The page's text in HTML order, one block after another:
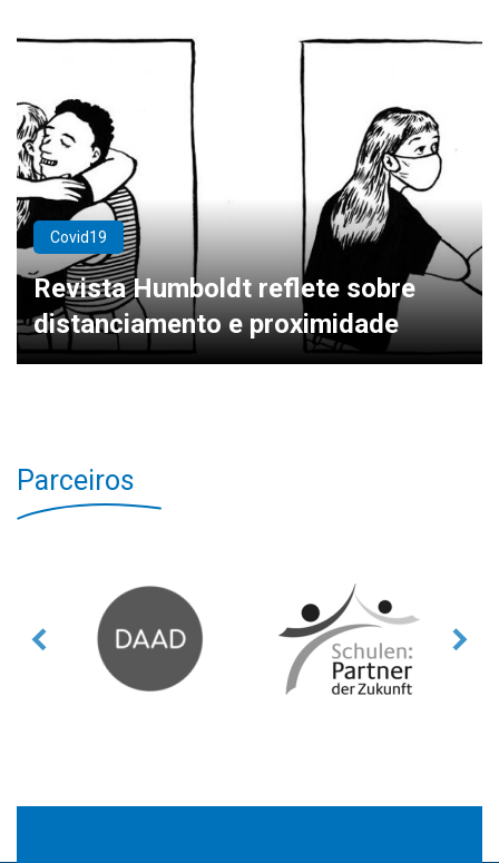
Covid19
Revista Humboldt reflete sobre
distanciamento e proximidade
Parceiros